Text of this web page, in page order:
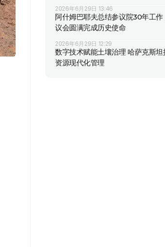
2026年6月29日 13:46
阿什姆巴耶夫总结参议院30年工作
议会圆满完成历史使命
2026年6月29日 12:29
数字技术赋能土壤治理 哈萨克斯
资源现代化管理